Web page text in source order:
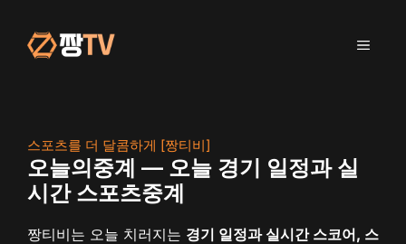
메
스포츠를 더 달콤하게 [짱티비]
오늘의중계 — 오늘 경기 일정과 실
시간 스포츠중계
짱티비는 오늘 치러지는 경기 일정과 실시간 스코어, 스